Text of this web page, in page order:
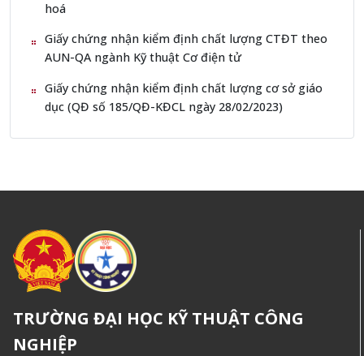
hoá
Giấy chứng nhận kiểm định chất lượng CTĐT theo
AUN-QA ngành Kỹ thuật Cơ điện tử
Giấy chứng nhận kiểm định chất lượng cơ sở giáo
dục (QĐ số 185/QĐ-KĐCL ngày 28/02/2023)
TRƯỜNG ĐẠI HỌC KỸ THUẬT CÔNG
NGHIỆP